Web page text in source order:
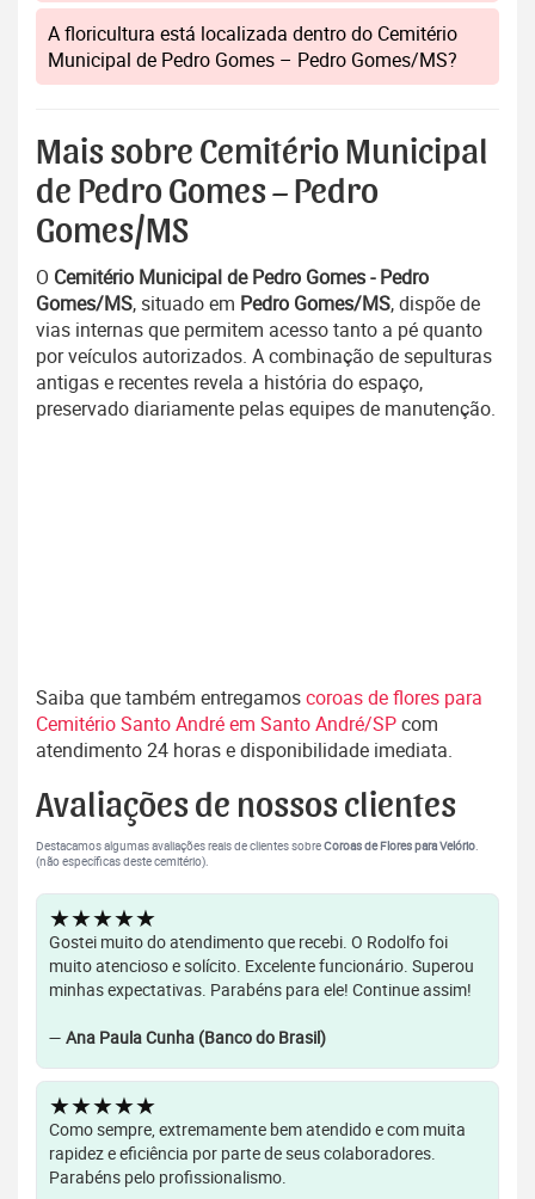
A floricultura está localizada dentro do Cemitério
Municipal de Pedro Gomes – Pedro Gomes/MS?
Mais sobre Cemitério Municipal
de Pedro Gomes – Pedro
Gomes/MS
O Cemitério Municipal de Pedro Gomes - Pedro
Gomes/MS, situado em Pedro Gomes/MS, dispõe de
vias internas que permitem acesso tanto a pé quanto
por veículos autorizados. A combinação de sepulturas
antigas e recentes revela a história do espaço,
preservado diariamente pelas equipes de manutenção.
Saiba que também entregamoscoroas de flores para
Cemitério Santo André em Santo André/SPcom
atendimento 24 horas e disponibilidade imediata.
Avaliações de nossos clientes
Destacamos algumas avaliações reais de clientes sobreCoroas de Flores para Velório.
(não específicas deste cemitério).
★★★★★
Gostei muito do atendimento que recebi. O Rodolfo foi
muito atencioso e solícito. Excelente funcionário. Superou
minhas expectativas. Parabéns para ele! Continue assim!
— Ana Paula Cunha (Banco do Brasil)
★★★★★
Como sempre, extremamente bem atendido e com muita
rapidez e eficiência por parte de seus colaboradores.
Parabéns pelo profissionalismo.